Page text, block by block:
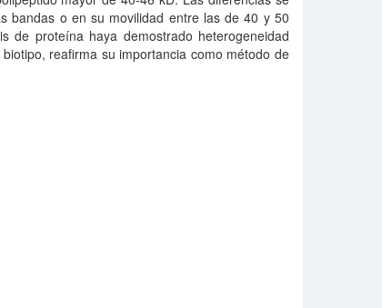
bandas o en su movilidad entre las de 40 y 50
de proteína haya demostrado heterogeneidad
reafirma su importancia como método de